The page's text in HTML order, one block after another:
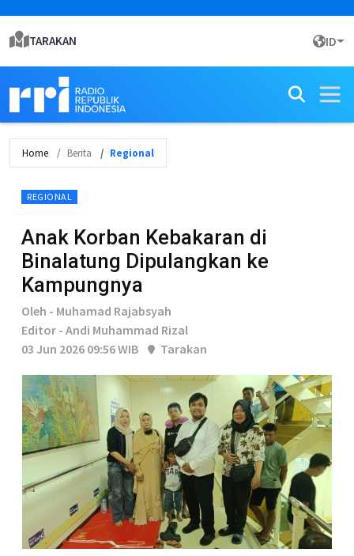
TARAKAN ID
Home Berita Regional
REGIONAL
Anak Korban Kebakaran di
Binalatung Dipulangkan ke
Kampungnya
Oleh - Muhamad Rajabsyah
Editor - Andi Muhammad Rizal
03 Jun 2026 09:56 WIB
Tarakan